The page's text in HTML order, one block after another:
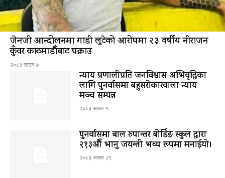
जेनजी आन्दोलनमा गाडी लुटेको आरोपमा २३ वर्षीय नीराजन
कुँवर काठमाडौँबाट पक्राउ
२०८३ साउन ७
न्याय प्रणालीप्रति जनविश्वास अभिवृद्धिका
लागि पुनर्वासमा बहुसरोकारवाला न्याय
मञ्च सम्पन्न
२०८३ साउन १
पुनर्वासमा बाल रुपान्तर बोर्डिङ स्कुल द्धारा
२१३औँ भानु जयन्ती भव्य रूपमा मनाईयो।
२०८३ असार २९